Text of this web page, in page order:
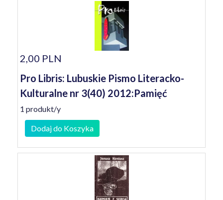
2,00 PLN
Pro Libris: Lubuskie Pismo Literacko-
Kulturalne nr 3(40) 2012:Pamięć
1 produkt/y
Dodaj do Koszyka